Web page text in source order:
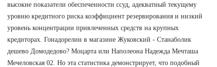
высокие показатели обеспеченности ссуд, адекватный текущему
уровню кредитного риска коэффициент резервирования и низкий
уровень концентрации привлеченных средств на крупных
кредиторах. Гонадорелин в магазине Жуковский - Станаболик
дешево Домодедово? Моцарта или Наполеона Надежда Мечташа
Мечеловская 02. Но эта статистика демонстрирует, что подобный